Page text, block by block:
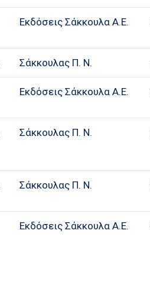
Εκδόσεις Σάκκουλα Α.Ε.
Σάκκουλας Π. Ν.
Εκδόσεις Σάκκουλα Α.Ε.
Σάκκουλας Π. Ν.
Σάκκουλας Π. Ν.
Εκδόσεις Σάκκουλα Α.Ε.